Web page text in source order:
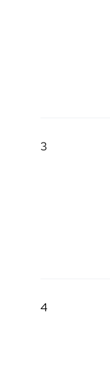
3
4